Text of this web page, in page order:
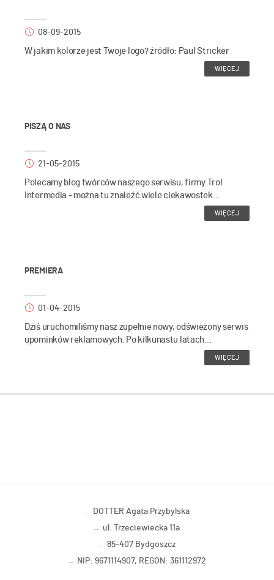
08-09-2015
W jakim kolorze jest Twoje logo? źródło: Paul Stricker
WIĘCEJ
PISZĄ O NAS
21-05-2015
Polecamy blog twórców naszego serwisu, firmy Trol
Intermedia - można tu znaleźć wiele ciekawostek...
WIĘCEJ
PREMIERA
01-04-2015
Dziś uruchomiliśmy nasz zupełnie nowy, odświeżony serwis
upominków reklamowych. Po kilkunastu latach...
WIĘCEJ
DOTTER Agata Przybylska
ul. Trzeciewiecka 11a
85-407 Bydgoszcz
NIP: 9671114907, REGON: 361112972